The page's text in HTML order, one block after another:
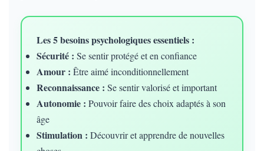
Les 5 besoins psychologiques essentiels :
Sécurité : Se sentir protégé et en confiance
Amour : Être aimé inconditionnellement
Reconnaissance : Se sentir valorisé et important
Autonomie : Pouvoir faire des choix adaptés à son
âge
Stimulation : Découvrir et apprendre de nouvelles